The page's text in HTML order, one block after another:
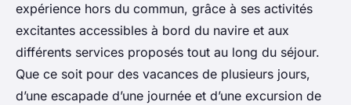
expérience hors du commun, grâce à ses activités
excitantes accessibles à bord du navire et aux
différents services proposés tout au long du séjour.
Que ce soit pour des vacances de plusieurs jours,
d’une escapade d’une journée et d’une excursion de